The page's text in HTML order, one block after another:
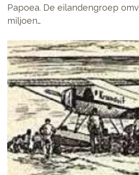
Papoea. De eilandengroep
miljoen…